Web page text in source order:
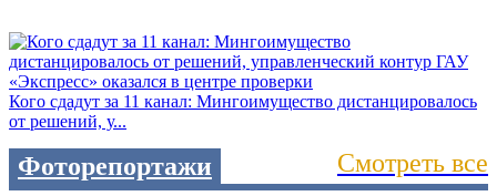
Кого сдадут за 11 канал: Мингоимущество дистанцировалось
от решений, у...
Фоторепортажи Смотреть все